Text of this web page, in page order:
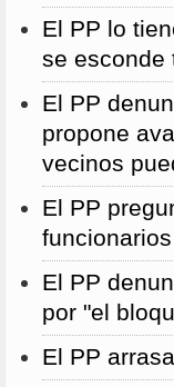
El PP lo
se esconde
El PP
propone
vecinos
El PP
El PP
por "el
El PP